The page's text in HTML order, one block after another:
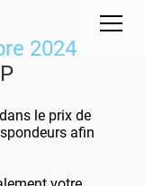
2024
le prix de
afin